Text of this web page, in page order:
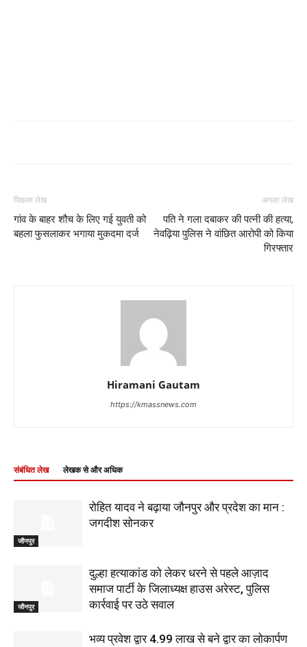
पिछला लेख
गांव के बाहर शौच के लिए गई युवती को
बहला फुसलाकर भगाया मुकदमा दर्ज
अगला लेख
पति ने गला दबाकर की पत्नी की हत्या,
नेवढ़िया पुलिस ने वांछित आरोपी को किया
गिरफ्तार
Hiramani Gautam
https://kmassnews.com
संबंधित लेख लेखक से और अधिक
जौनपुर
रोहित यादव ने बढ़ाया जौनपुर और प्रदेश का मान :
जगदीश सोनकर
जौनपुर
दुल्हा हत्याकांड को लेकर धरने से पहले आज़ाद
समाज पार्टी के जिलाध्यक्ष हाउस अरेस्ट, पुलिस
कार्रवाई पर उठे सवाल
भव्य प्रवेश द्वार 4.99 लाख से बने द्वार का लोकार्पण